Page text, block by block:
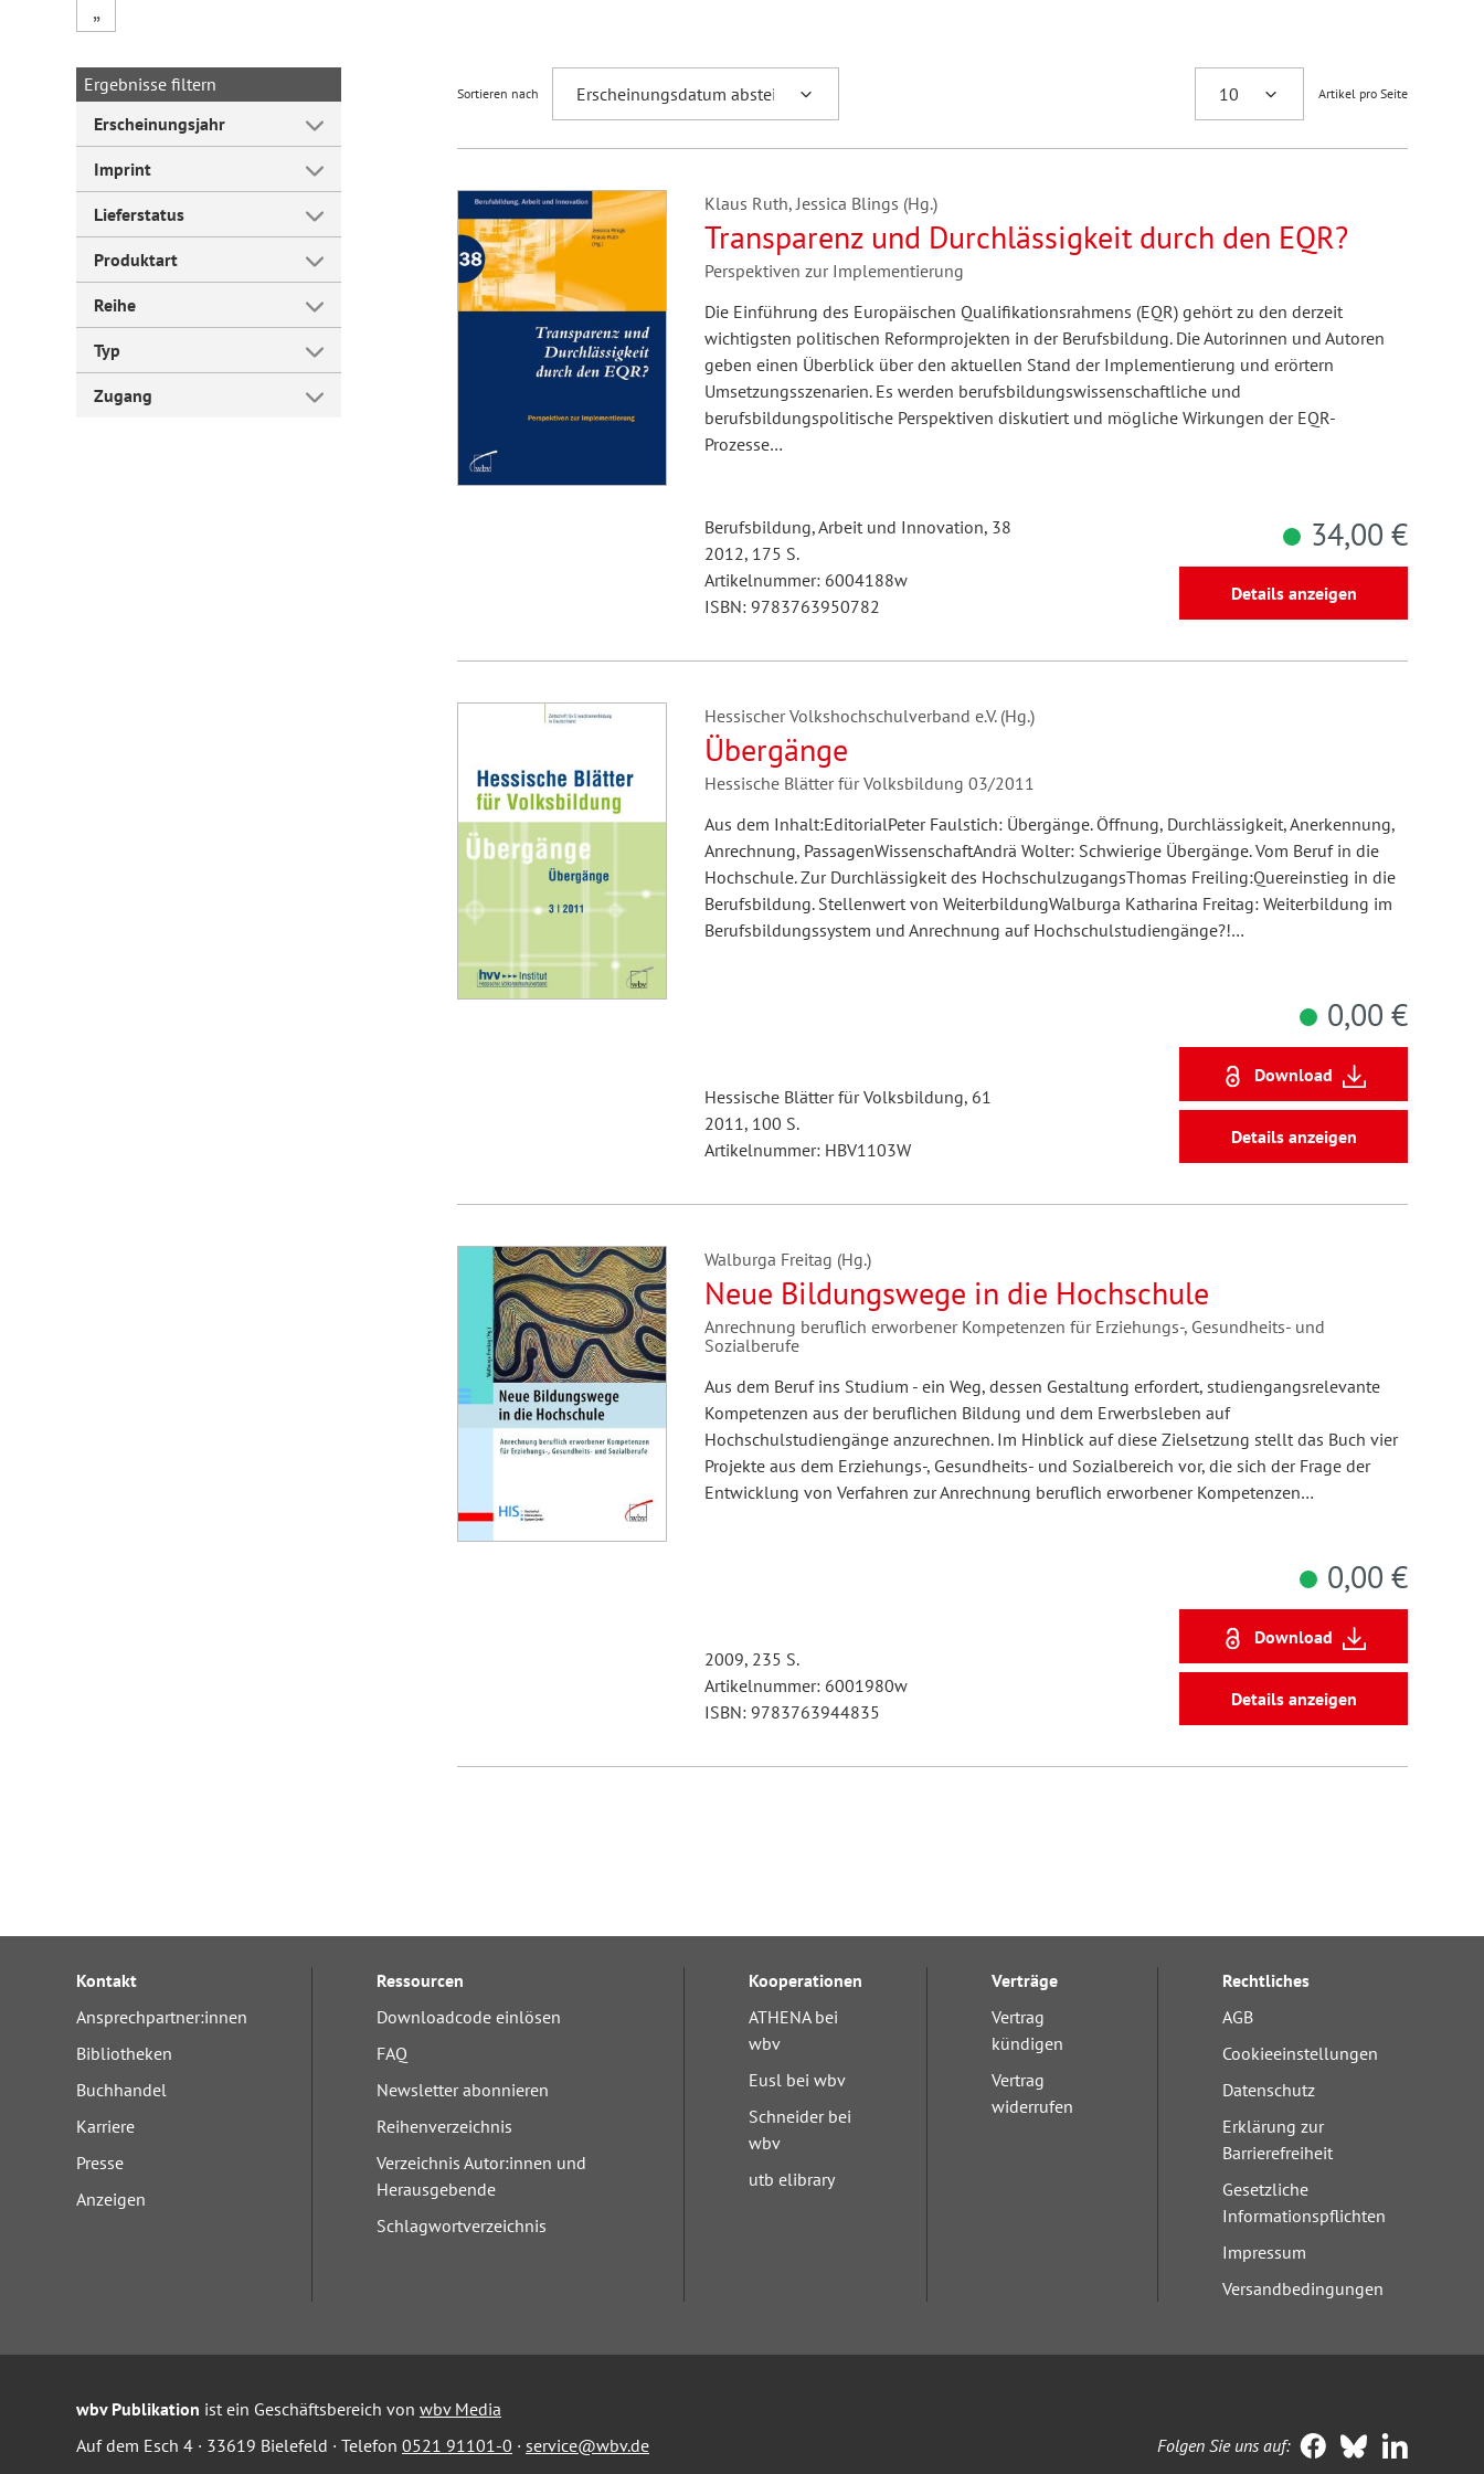
Forum Arbeitslehre
„
Ergebnisse filtern
Erscheinungsjahr
Imprint
Lieferstatus
Produktart
Reihe
Typ
Zugang
Sortieren nach Artikel pro Seite
Klaus Ruth, Jessica Blings (Hg.)
Transparenz und Durchlässigkeit durch den EQR?
Perspektiven zur Implementierung
Die Einführung des Europäischen Qualifikationsrahmens (EQR) gehört zu den derzeit
wichtigsten politischen Reformprojekten in der Berufsbildung. Die Autorinnen und Autoren
geben einen Überblick über den aktuellen Stand der Implementierung und erörtern
Umsetzungsszenarien. Es werden berufsbildungswissenschaftliche und
berufsbildungspolitische Perspektiven diskutiert und mögliche Wirkungen der EQR-
Prozesse…
Berufsbildung, Arbeit und Innovation, 38
2012, 175 S.
Artikelnummer: 6004188w
ISBN: 9783763950782
34,00 €
Details anzeigen
Hessischer Volkshochschulverband e.V. (Hg.)
Übergänge
Hessische Blätter für Volksbildung 03/2011
Aus dem Inhalt:EditorialPeter Faulstich: Übergänge. Öffnung, Durchlässigkeit, Anerkennung,
Anrechnung, PassagenWissenschaftAndrä Wolter: Schwierige Übergänge. Vom Beruf in die
Hochschule. Zur Durchlässigkeit des HochschulzugangsThomas Freiling:Quereinstieg in die
Berufsbildung. Stellenwert von WeiterbildungWalburga Katharina Freitag: Weiterbildung im
Berufsbildungssystem und Anrechnung auf Hochschulstudiengänge?!…
Hessische Blätter für Volksbildung, 61
2011, 100 S.
Artikelnummer: HBV1103W
0,00 €
Download
Details anzeigen
Walburga Freitag (Hg.)
Neue Bildungswege in die Hochschule
Anrechnung beruflich erworbener Kompetenzen für Erziehungs-, Gesundheits- und
Sozialberufe
Aus dem Beruf ins Studium - ein Weg, dessen Gestaltung erfordert, studiengangsrelevante
Kompetenzen aus der beruflichen Bildung und dem Erwerbsleben auf
Hochschulstudiengänge anzurechnen. Im Hinblick auf diese Zielsetzung stellt das Buch vier
Projekte aus dem Erziehungs-, Gesundheits- und Sozialbereich vor, die sich der Frage der
Entwicklung von Verfahren zur Anrechnung beruflich erworbener Kompetenzen…
2009, 235 S.
Artikelnummer: 6001980w
ISBN: 9783763944835
0,00 €
Download
Details anzeigen
Kontakt
Ansprechpartner:innen
Bibliotheken
Buchhandel
Karriere
Presse
Anzeigen
Ressourcen
Downloadcode einlösen
FAQ
Newsletter abonnieren
Reihenverzeichnis
Verzeichnis Autor:innen und
Herausgebende
Schlagwortverzeichnis
Kooperationen
ATHENA bei
wbv
Eusl bei wbv
Schneider bei
wbv
utb elibrary
Verträge
Vertrag
kündigen
Vertrag
widerrufen
Rechtliches
AGB
Cookieeinstellungen
Datenschutz
Erklärung zur
Barrierefreiheit
Gesetzliche
Informationspflichten
Impressum
Versandbedingungen
wbv Publikation ist ein Geschäftsbereich von wbv Media
Auf dem Esch 4 · 33619 Bielefeld · Telefon 0521 91101-0 · service@wbv.de Folgen Sie uns auf: